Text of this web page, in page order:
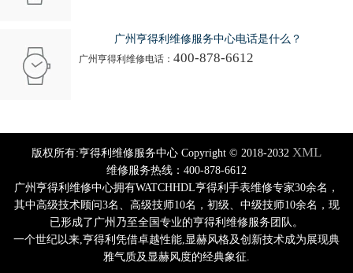
广州亨得利维修服务中心电话是什么？
广州亨得利维修电话： 400-878-6612
版权所有:亨得利维修服务中心 Copyright © 2018-2032 XML
维修服务热线：400-878-6612
广州亨得利维修中心拥有WATCHHDL亨得利手表维修专家30余名，
其中高级技术顾问3名、高级技师10名，初级、中级技师10余名，现
已形成了广州乃至全国专业的亨得利维修服务团队。
一个世纪以来,亨得利凭借卓越性能,显赫风格及创新技术成为展现典
雅气质及显赫风度的经典象征.